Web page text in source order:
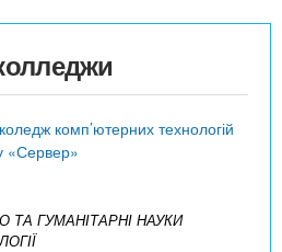
комп’ютерних технологій
«Сервер»
ТА ГУМАНІТАРНІ НАУКИ